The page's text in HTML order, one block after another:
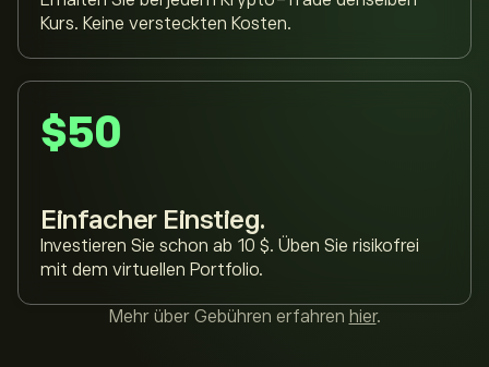
Kurs. Keine versteckten Kosten.
$50
Einfacher Einstieg.
Investieren Sie schon ab 10 $. Üben Sie risikofrei
mit dem virtuellen Portfolio.
Mehr über Gebühren erfahren hier.